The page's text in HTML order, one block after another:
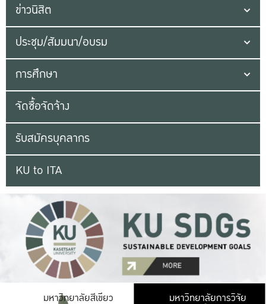
ข่าวนิสิต
ประชุม/สัมมนา/อบรม
การศึกษา
จัดซื้อจัดจ้าง
รับสมัครบุคลากร
KU to ITA
มหาวิทยาลัยสีเขียว มหาวิ
มหาวิทยาลัยการวิจัย